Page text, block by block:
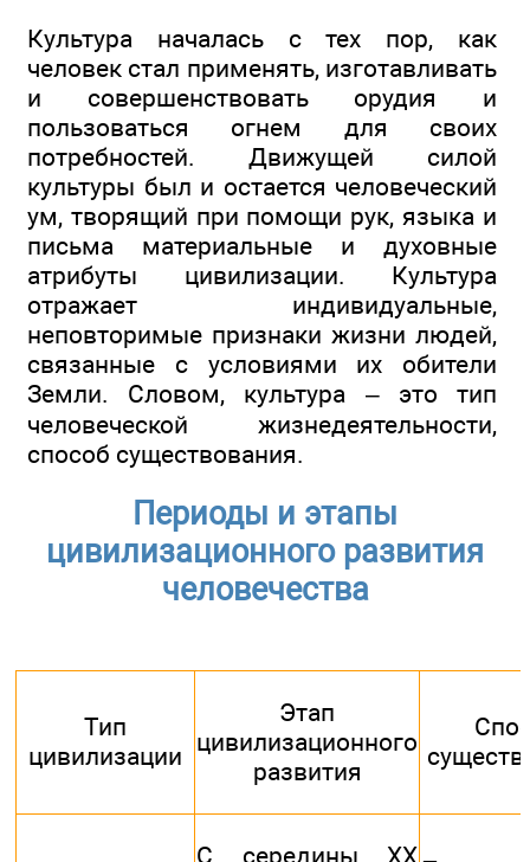
Культура началась с тех пор, как
человек стал применять, изготавливать
и совершенствовать орудия и
пользоваться огнем для своих
потребностей. Движущей силой
культуры был и остается человеческий
ум, творящий при помощи рук, языка и
письма материальные и духовные
атрибуты цивилизации. Культура
отражает индивидуальные,
неповторимые признаки жизни людей,
связанные с условиями их обители
Земли. Словом, культура – это тип
человеческой жизнедеятельности,
способ существования.
Периоды и этапы
цивилизационного развития
человечества
Тип
цивилизации
Этап
цивилизационного
развития
С середины ХХ